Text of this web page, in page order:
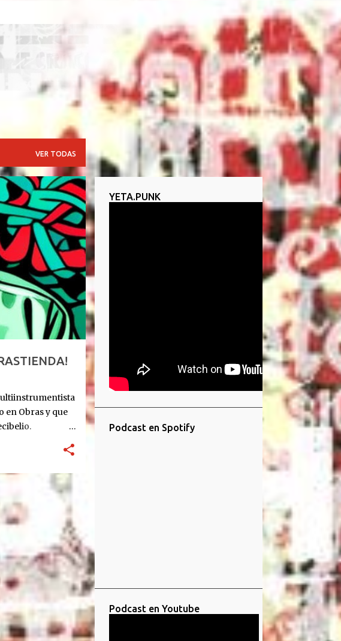
VER TODAS
en Obras y que
11 de
Su primer
la mano.
YETA.PUNK
Podcast en Spotify
Podcast en Youtube